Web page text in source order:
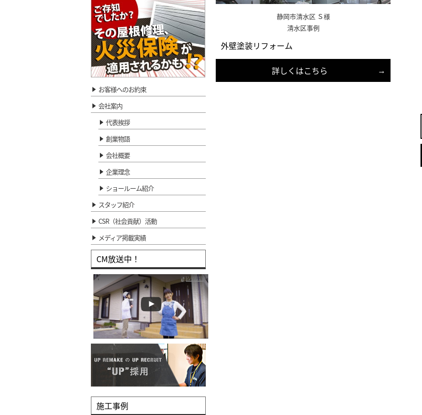
静岡市清水区 Ｓ様
清水区事例
外壁塗装リフォーム
詳しくはこちら
お客様へのお約束
会社案内
代表挨拶
創業物語
会社概要
企業理念
ショールーム紹介
スタッフ紹介
CSR（社会貢献）活動
メディア掲載実績
CM放送中！
施工事例